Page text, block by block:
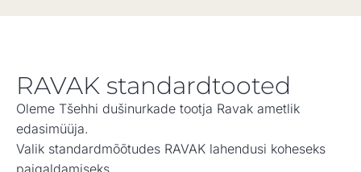
RAVAK standardtooted
Oleme Tšehhi dušinurkade tootja Ravak ametlik
edasimüüja.
Valik standardmõõtudes RAVAK lahendusi koheseks